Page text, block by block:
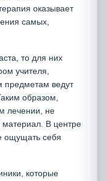
оказывает
самых,
то для них
учителя,
предметам ведут
образом,
лечении, не
материал. В центре
ощущать себя
которые